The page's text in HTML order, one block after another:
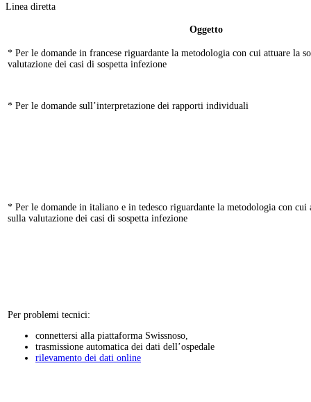
Linea diretta
Oggetto
* Per le domande in francese riguardante la metodologia con cui attuare la
valutazione dei casi di sospetta infezione
* Per le domande sull’interpretazione dei rapporti individuali
* Per le domande in italiano e in tedesco riguardante la metodologia con cui
sulla valutazione dei casi di sospetta infezione
Per problemi tecnici:
connettersi alla piattaforma Swissnoso,
trasmissione automatica dei dati dell’ospedale
rilevamento dei dati online